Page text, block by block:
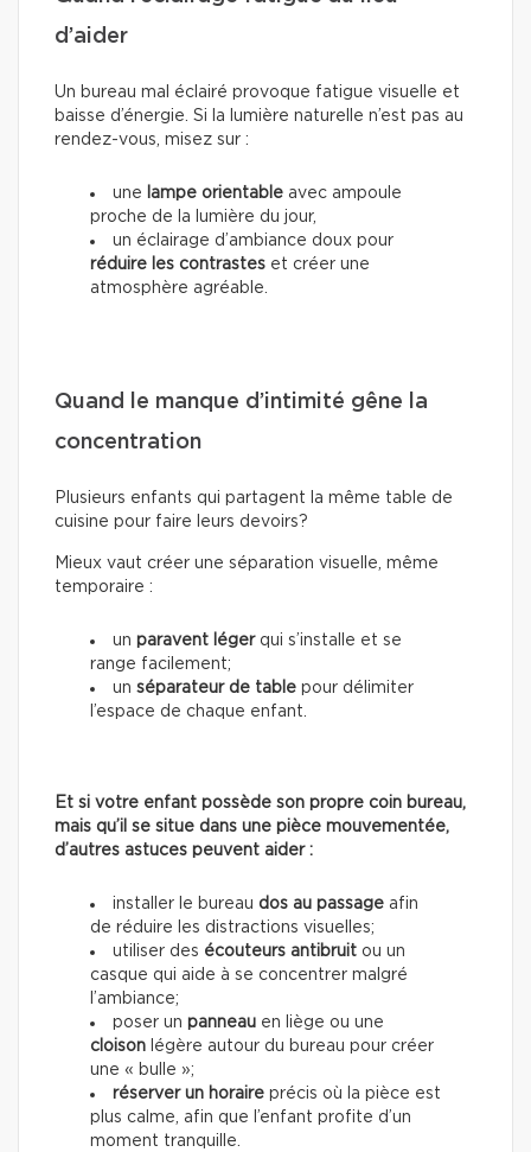
d’aider
Un bureau mal éclairé provoque fatigue visuelle et
baisse d’énergie. Si la lumière naturelle n’est pas au
rendez-vous, misez sur :
une lampe orientable avec ampoule
proche de la lumière du jour,
un éclairage d’ambiance doux pour
réduire les contrastes et créer une
atmosphère agréable.
Quand le manque d’intimité gêne la
concentration
Plusieurs enfants qui partagent la même table de
cuisine pour faire leurs devoirs?
Mieux vaut créer une séparation visuelle, même
temporaire :
un paravent légerqui s’installe et se
range facilement;
un séparateur de table pour délimiter
l’espace de chaque enfant.
Et si votre enfant possède son propre coin bureau,
mais qu’il se situe dans une pièce mouvementée,
d’autres astuces peuvent aider :
installer le bureau dos au passage afin
de réduire les distractions visuelles;
utiliser des écouteurs antibruit ou un
casque qui aide à se concentrer malgré
l’ambiance;
poser un panneau en liège ou une
cloison légère autour du bureau pour créer
une « bulle »;
réserver un horaire précis où la pièce est
plus calme, afin que l’enfant profite d’un
moment tranquille.